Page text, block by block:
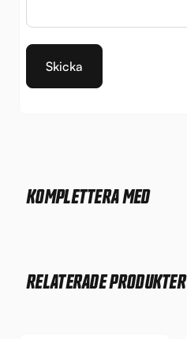
KOMPLETTERA MED
RELATERADE PRODUKTER